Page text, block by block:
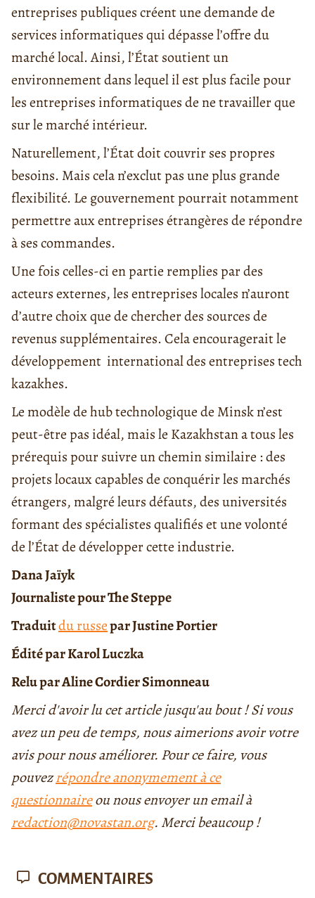
entreprises publiques créent une demande de
services informatiques qui dépasse l’offre du
marché local. Ainsi, l’État soutient un
environnement dans lequel il est plus facile pour
les entreprises informatiques de ne travailler que
sur le marché intérieur.
Naturellement, l’État doit couvrir ses propres
besoins. Mais cela n’exclut pas une plus grande
flexibilité. Le gouvernement pourrait notamment
permettre aux entreprises étrangères de répondre
à ses commandes.
Une fois celles-ci en partie remplies par des
acteurs externes, les entreprises locales n’auront
d’autre choix que de chercher des sources de
revenus supplémentaires. Cela encouragerait le
développement international des entreprises tech
kazakhes.
Le modèle de hub technologique de Minsk n’est
peut-être pas idéal, mais le Kazakhstan a tous les
prérequis pour suivre un chemin similaire : des
projets locaux capables de conquérir les marchés
étrangers, malgré leurs défauts, des universités
formant des spécialistes qualifiés et une volonté
de l’État de développer cette industrie.
Dana Jaïyk
Journaliste pour The Steppe
Traduitdu russepar Justine Portier
Édité par Karol Luczka
Relu par Aline Cordier Simonneau
Merci d'avoir lu cet article jusqu'au bout ! Si vous
avez un peu de temps, nous aimerions avoir votre
avis pour nous améliorer. Pour ce faire, vous
pouvezrépondre anonymement à ce
questionnaireou nous envoyer un email à
redaction@novastan.org. Merci beaucoup !
COMMENTAIRES